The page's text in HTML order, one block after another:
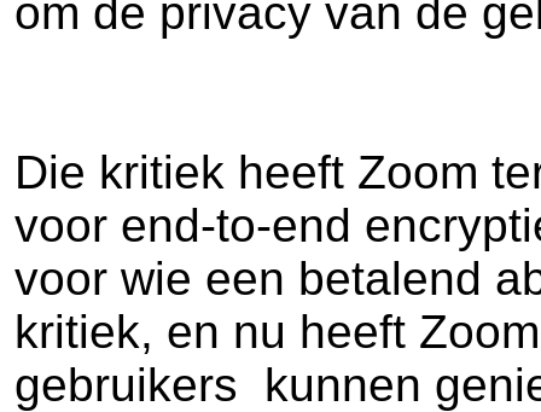
om de privacy van de
Die kritiek heeft Zoom
voor end-to-end
voor wie een betalend
kritiek, en nu heeft
gebruikers kunnen